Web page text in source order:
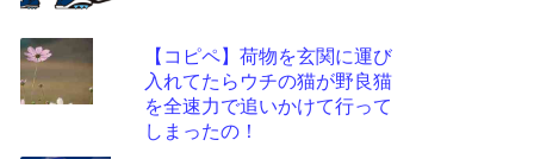
【コピペ】荷物を玄関に運び
入れてたらウチの猫が野良猫
を全速力で追いかけて行って
しまったの！